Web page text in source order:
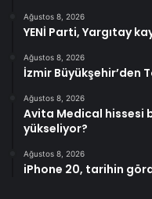
Ağustos 8, 2026
YENİ Parti, Yargıtay
Ağustos 8, 2026
İzmir Büyükşehir’den
Ağustos 8, 2026
Avita Medical hissesi
yükseliyor?
Ağustos 8, 2026
iPhone 20, tarihin